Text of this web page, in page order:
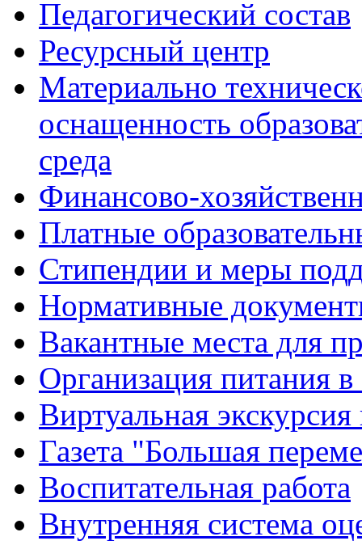
Педагогический состав
Ресурсный центр
Материально
оснащенность
среда
Финансово-
Платные
Стипендии и меры
Нормативные
Вакантные места для
Организация питания в
Виртуальная
Газета "Большая
Воспитательная работа
Внутренняя система